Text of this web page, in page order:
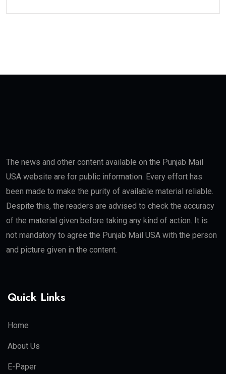
The news and other content available on the Punjab Mail
USA website are for public information. Every effort has
been made to make the purity of available material reliable.
Despite this, the readers are advised to check the accuracy
of the material given before taking any kind of action. It is
not mandatory to agree the Punjab Mail USA with the person
and picture given in the content.
Quick Links
Home
About Us
E-Paper